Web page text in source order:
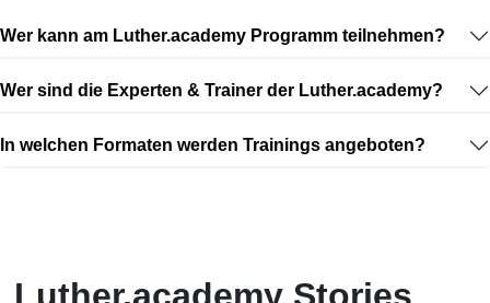
Wer kann am Luther.academy Programm teilnehmen?
Wer sind die Experten & Trainer der Luther.academy?
In welchen Formaten werden Trainings angeboten?